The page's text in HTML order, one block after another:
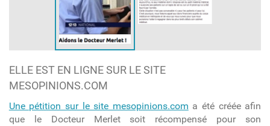
ELLE EST EN LIGNE SUR LE SITE
MESOPINIONS.COM
Une pétition sur le site mesopinions.com a été créée afin
que le Docteur Merlet soit récompensé pour son